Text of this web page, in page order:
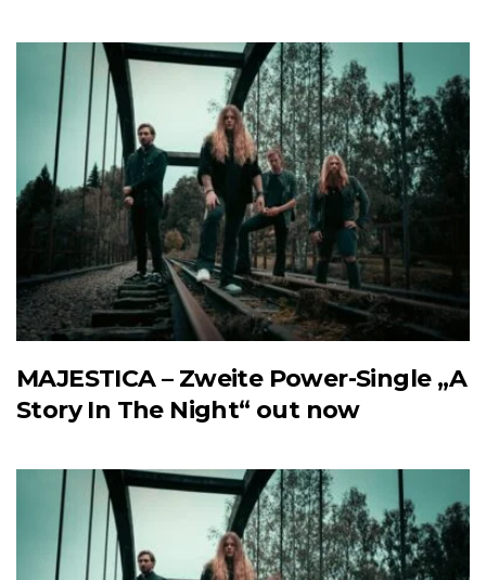
MAJESTICA – Zweite Power-Single „A
Story In The Night“ out now